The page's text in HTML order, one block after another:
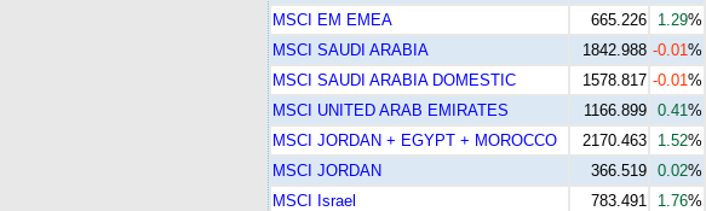
MSCI EM EMEA
665.226 1.29%
MSCI SAUDI ARABIA
1842.988 -0.01 %
MSCI SAUDI ARABIA DOMESTIC
1578.817 -0.01 %
MSCI UNITED ARAB EMIRATES
1166.899 0.41 %
MSCI JORDAN + EGYPT + MOROCCO
2170.463 1.52%
MSCI JORDAN
366.519 0.02%
MSCI Israel
783.491 1.76%